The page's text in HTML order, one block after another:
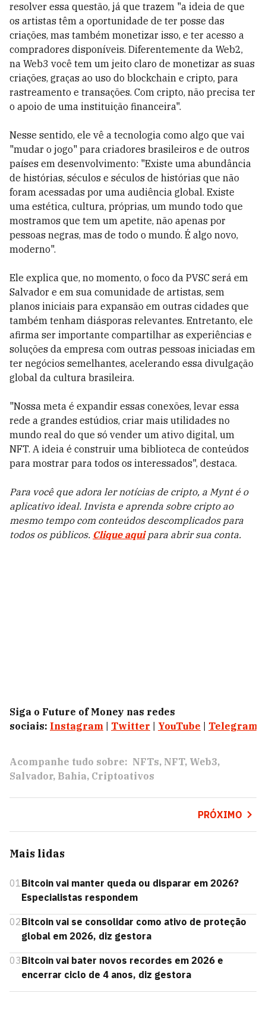
resolver essa questão, já que trazem "a ideia de que
os artistas têm a oportunidade de ter posse das
criações, mas também monetizar isso, e ter acesso a
compradores disponíveis. Diferentemente da Web2,
na Web3 você tem um jeito claro de monetizar as suas
criações, graças ao uso do blockchain e cripto, para
rastreamento e transações. Com cripto, não precisa ter
o apoio de uma instituição financeira".
Nesse sentido, ele vê a tecnologia como algo que vai
"mudar o jogo" para criadores brasileiros e de outros
países em desenvolvimento: "Existe uma abundância
de histórias, séculos e séculos de histórias que não
foram acessadas por uma audiência global. Existe
uma estética, cultura, próprias, um mundo todo que
mostramos que tem um apetite, não apenas por
pessoas negras, mas de todo o mundo. É algo novo,
moderno".
Ele explica que, no momento, o foco da PVSC será em
Salvador e em sua comunidade de artistas, sem
planos iniciais para expansão em outras cidades que
também tenham diásporas relevantes. Entretanto, ele
afirma ser importante compartilhar as experiências e
soluções da empresa com outras pessoas iniciadas em
ter negócios semelhantes, acelerando essa divulgação
global da cultura brasileira.
"Nossa meta é expandir essas conexões, levar essa
rede a grandes estúdios, criar mais utilidades no
mundo real do que só vender um ativo digital, um
NFT. A ideia é construir uma biblioteca de conteúdos
para mostrar para todos os interessados", destaca.
Para você que adora ler notícias de cripto, a Mynt é o
aplicativo ideal. Invista e aprenda sobre cripto ao
mesmo tempo com conteúdos descomplicados para
todos os públicos. Clique aquipara abrir sua conta.
Siga o Future of Money nas redes
sociais: Instagram Twitter YouTube Telegram
Acompanhe tudo sobre: NFTs NFT Web3
Salvador Bahia Criptoativos
PRÓXIMO
Mais lidas
01Bitcoin vai manter queda ou disparar em 2026?
Especialistas respondem
02Bitcoin vai se consolidar como ativo de proteção
global em 2026, diz gestora
03Bitcoin vai bater novos recordes em 2026 e
encerrar ciclo de 4 anos, diz gestora